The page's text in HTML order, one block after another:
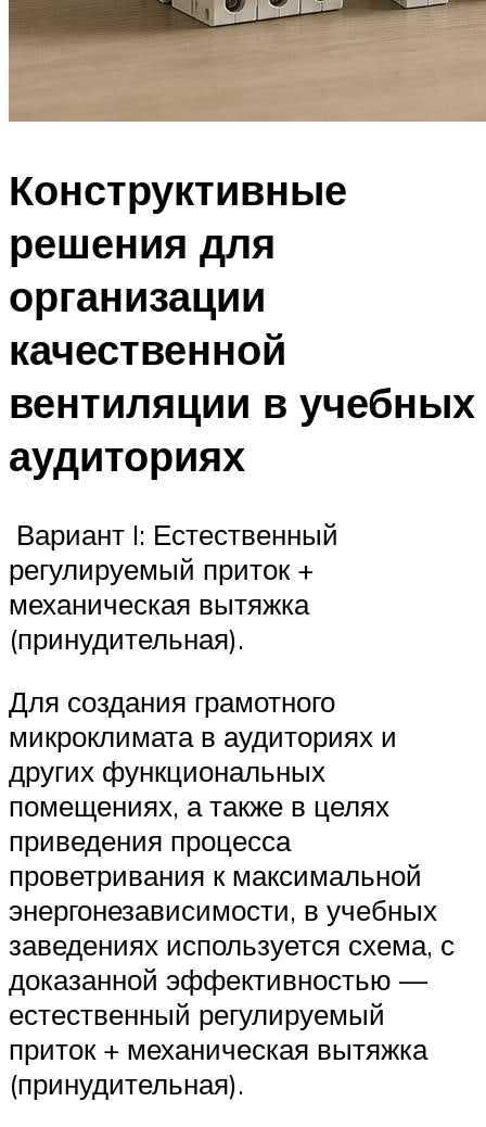
Конструктивные
решения для
организации
качественной
вентиляции в учебных
аудиториях
Вариант I: Естественный
регулируемый приток +
механическая вытяжка
(принудительная).
Для создания грамотного
микроклимата в аудиториях и
других функциональных
помещениях, а также в целях
приведения процесса
проветривания к максимальной
энергонезависимости, в учебных
заведениях используется схема, с
доказанной эффективностью —
естественный регулируемый
приток + механическая вытяжка
(принудительная).